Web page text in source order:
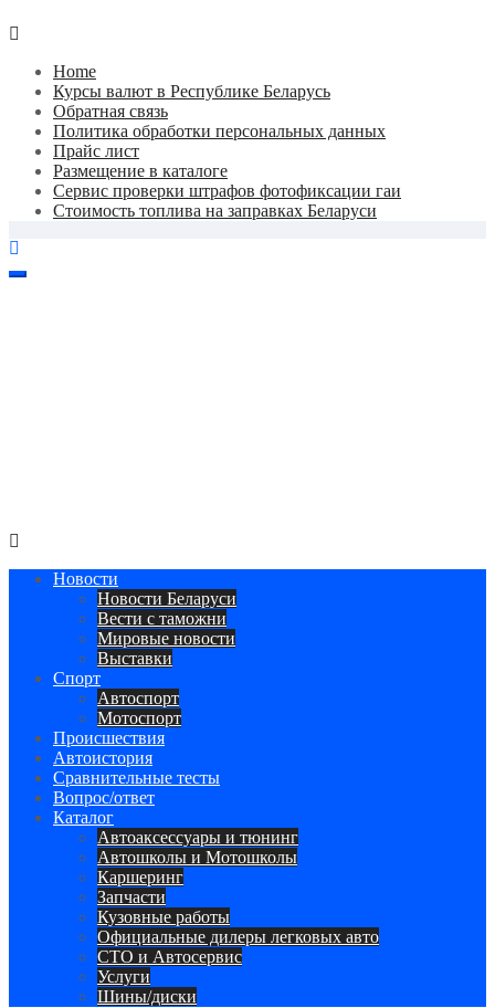
Skip
contentHome
Курсы валют в Республике Беларусь
Обратная связь
Политика обработки персональных данных
Прайс лист
Размещение в каталоге
Сервис проверки штрафов фотофиксации гаи
Стоимость топлива на заправках Беларуси
Авторулевой
Новости
Новости Беларуси
Вести с таможни
Мировые новости
Выставки
Спорт
Автоспорт
Мотоспорт
Происшествия
Автоистория
Сравнительные тесты
Вопрос/ответ
Каталог
Автоакcессуары и тюнинг
Автошколы и Мотошколы
Каршеринг
Запчасти
Кузовные работы
Официальные дилеры легковых авто
СТО и Автосервис
Услуги
Шины/диски